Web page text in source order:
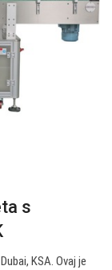
s
KSA. Ovaj je